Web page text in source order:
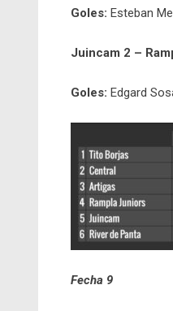
Goles: Esteban
Juincam 2 –
Goles: Edgard
Fecha 9